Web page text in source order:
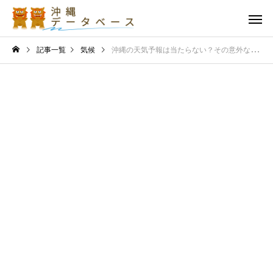
記事一覧 気候 沖縄の天気予報は当たらない？その意外な理由と最新の気象情報を知る方法